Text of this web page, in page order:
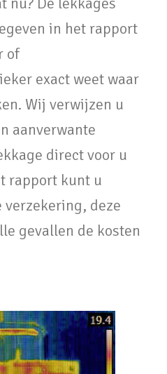
in het rapport
of
exact weet waar
Wij verwijzen u
aanverwante
direct voor u
rapport kunt u
deze
gevallen de kosten